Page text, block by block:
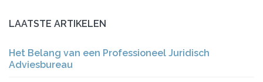
LAATSTE ARTIKELEN
Het Belang van een Professioneel Juridisch
Adviesbureau